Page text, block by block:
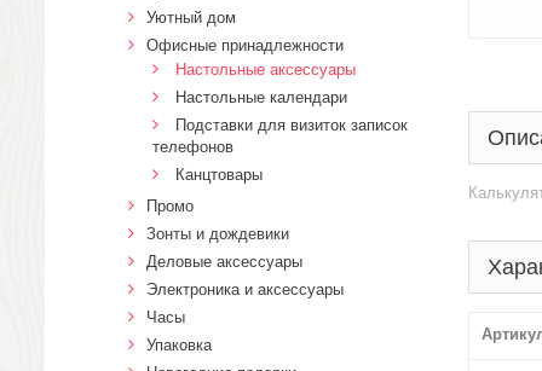
Уютный дом
Офисные принадлежности
Настольные аксессуары
Настольные календари
Подставки для визиток записок
телефонов
Канцтовары
Промо
Зонты и дождевики
Деловые аксессуары
Электроника и аксессуары
Часы
Упаковка